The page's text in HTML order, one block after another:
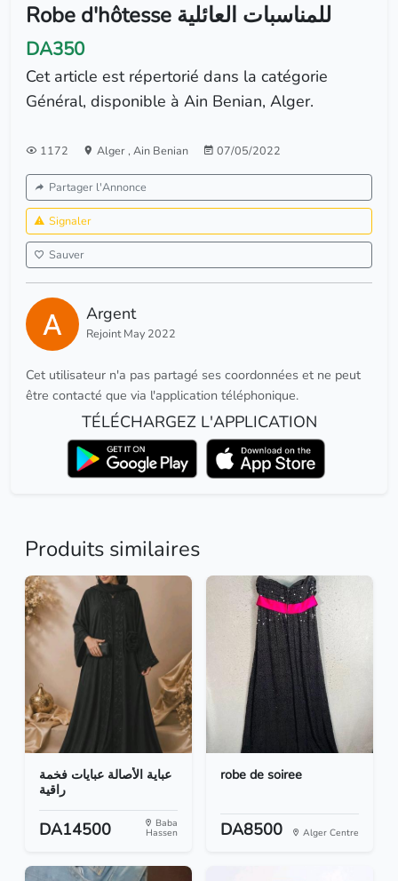
Robe d'hôtesse للمناسبات العائلية
DA350
Cet article est répertorié dans la catégorie
Général, disponible à Ain Benian, Alger.
1172 Alger, Ain Benian 07/05/2022
Partager l'Annonce
Signaler
Sauver
Argent
Rejoint May 2022
Cet utilisateur n'a pas partagé ses coordonnées et ne peut
être contacté que via l'application téléphonique.
TÉLÉCHARGEZ L'APPLICATION
Produits similaires
عباية الأصالة عبايات فخمة
راقية
DA14500 Baba
Hassen
robe de soiree
DA8500 Alger Centre